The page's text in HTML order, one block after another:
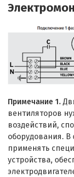
Примечание 1.
вентиляторов
воздействий,
оборудования. В
применять
устройства,